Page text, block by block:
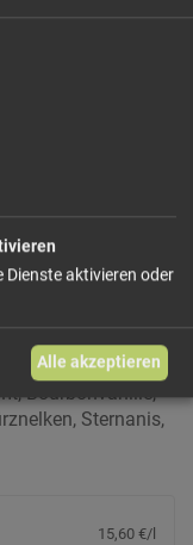
viel Ceylon-Zimt
aus
Sternanis aus
Indonesien.
heißem Wasser
Bourbonvanille,
Sternanis,
15,60 €/l
Dienste aktivieren oder
Alle akzeptieren